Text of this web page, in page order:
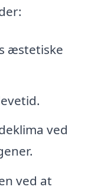
æstetiske
ved
ved at